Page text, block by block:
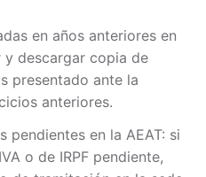
en años anteriores en
y descargar copia de
presentado ante la
anteriores.
pendientes en la AEAT: si
o de IRPF pendiente,